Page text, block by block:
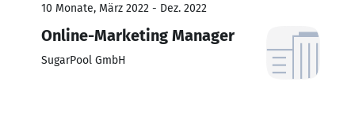
10 Monate, März 2022 - Dez. 2022
Online-Marketing Manager
SugarPool GmbH